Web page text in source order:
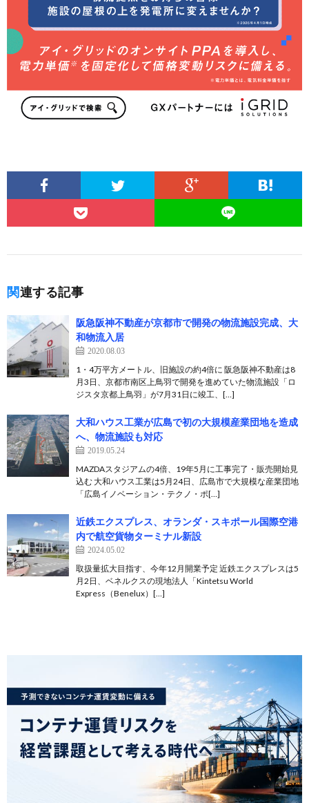
関連する記事
阪急阪神不動産が京都市で開発の物流施設完成、大
和物流入居
2020.08.03
1・4万平方メートル、旧施設の約4倍に 阪急阪神不動産は8
月3日、京都市南区上鳥羽で開発を進めていた物流施設「ロ
ジスタ京都上鳥羽」が7月31日に竣工、[…]
大和ハウス工業が広島で初の大規模産業団地を造成
へ、物流施設も対応
2019.05.24
MAZDAスタジアムの4倍、19年5月に工事完了・販売開始見
込む 大和ハウス工業は5月24日、広島市で大規模な産業団地
「広島イノベーション・テクノ・ポ[…]
近鉄エクスプレス、オランダ・スキポール国際空港
内で航空貨物ターミナル新設
2024.05.02
取扱量拡大目指す、今年12月開業予定 近鉄エクスプレスは5
月2日、ベネルクスの現地法人「Kintetsu World
Express（Benelux）[…]